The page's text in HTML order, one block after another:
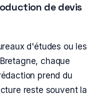
de devis
d'études ou les
chaque
prend du
reste souvent la